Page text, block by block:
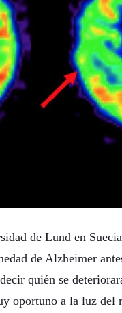
de Lund en
de Alzheimer
quién se
oportuno a la luz del